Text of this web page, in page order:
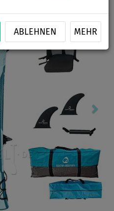
ABLEHNEN MEHR